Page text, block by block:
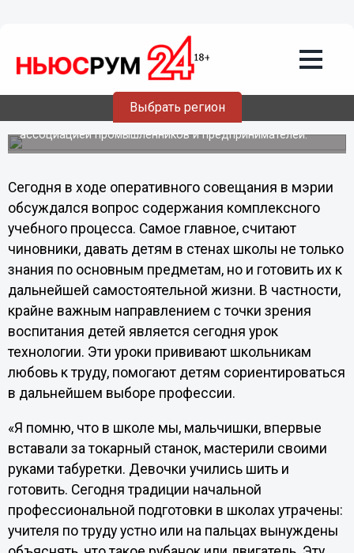
Выбрать регион
возрождение шефства
промышленных предприятий над
Чиновники подготовят предложения по вопросу
сотрудничества в этом направлении с Нижегородской
ассоциацией промышленников и предпринимателей.
Сегодня в ходе оперативного совещания в мэрии
обсуждался вопрос содержания комплексного
учебного процесса. Самое главное, считают
чиновники, давать детям в стенах школы не только
знания по основным предметам, но и готовить их к
дальнейшей самостоятельной жизни. В частности,
крайне важным направлением с точки зрения
воспитания детей является сегодня урок
технологии. Эти уроки прививают школьникам
любовь к труду, помогают детям сориентироваться
в дальнейшем выборе профессии.
«Я помню, что в школе мы, мальчишки, впервые
вставали за токарный станок, мастерили своими
руками табуретки. Девочки учились шить и
готовить. Сегодня традиции начальной
профессиональной подготовки в школах утрачены:
учителя по труду устно или на пальцах вынуждены